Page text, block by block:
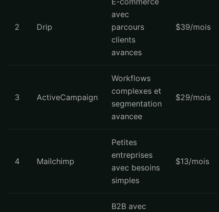
2 Drip
avec
parcours
clients
avances
$39/mois
3 ActiveCampaign
Workflows
complexes et
segmentation
avancee
$29/mois
4 Mailchimp
Petites
entreprises
avec besoins
simples
$13/mois
B2B avec